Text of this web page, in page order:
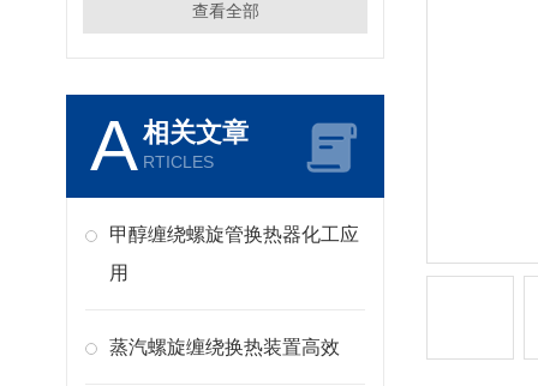
查看全部
A相关文章
RTICLES
甲醇缠绕螺旋管换热器化工应
用
蒸汽螺旋缠绕换热装置高效